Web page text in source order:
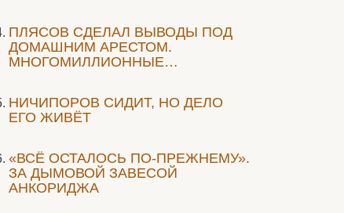
ПЛЯСОВ СДЕЛАЛ ВЫВОДЫ ПОД
ДОМАШНИМ АРЕСТОМ.
МНОГОМИЛЛИОННЫЕ…
НИЧИПОРОВ СИДИТ, НО ДЕЛО
ЕГО ЖИВЁТ
«ВСЁ ОСТАЛОСЬ ПО-ПРЕЖНЕМУ».
ЗА ДЫМОВОЙ ЗАВЕСОЙ
АНКОРИДЖА